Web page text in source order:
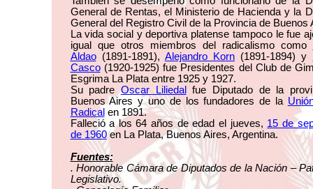
General de Rentas, el Ministerio de Hacienda y la
General del Registro Civil de la Provincia de Buenos
La vida social y deportiva platense tampoco le fue
igual que otros miembros del radicalismo como
Aldao(1891-1891), Alejandro Korn (1891-1894) y
Casco(1920-1925) fue Presidentes del Club de
Esgrima La Plata entre 1925 y 1927.
Su padreOscar Liliedal
fue Diputado de la
Buenos Aires y uno de los fundadores de la
Radical en 1891.
Falleció a los 64 años de edad el jueves, 15 de
de 1960en La Plata, Buenos Aires, Argentina.
Fuentes:
. Honorable Cámara de Diputados de la Nación –
Legislativo.